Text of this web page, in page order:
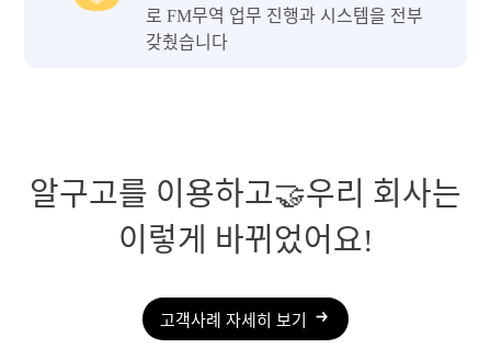
로 FM무역 업무 진행과 시스템을 전부
갖췄습니다
알구고를 이용하고🤝우리 회사는
이렇게 바뀌었어요!
고객사례 자세히 보기